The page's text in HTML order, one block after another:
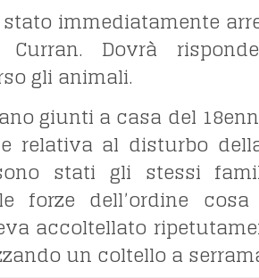
immediatamente
Curran. Dovrà
gli animali.
giunti a casa del
relativa al disturbo
stati gli stessi
forze dell’ordine
accoltellato
un coltello a